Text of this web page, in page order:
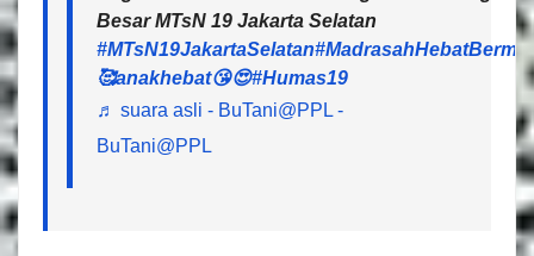
Besar MTsN 19 Jakarta Selatan
#MTsN19JakartaSelatan
🥰anakhebat😘😍#Humas19
♬ suara asli - BuTani@PPL -
BuTani@PPL